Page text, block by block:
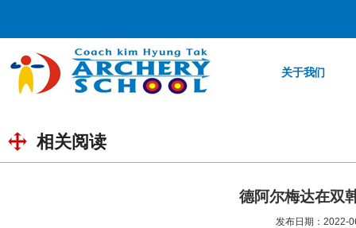
关于我们
相关阅读
德阿尔梅达在双
发布日期：2022-